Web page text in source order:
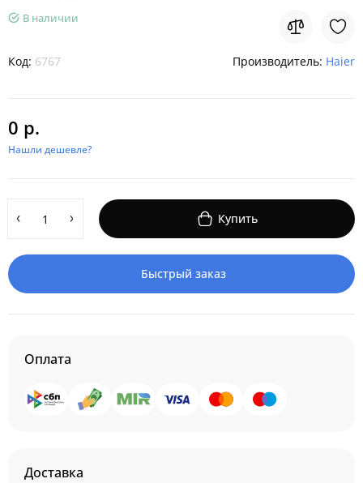
В наличии
Код: 6767 Производитель: Haier
0 р.
Нашли дешевле?
Купить
Быстрый заказ
Оплата
Доставка